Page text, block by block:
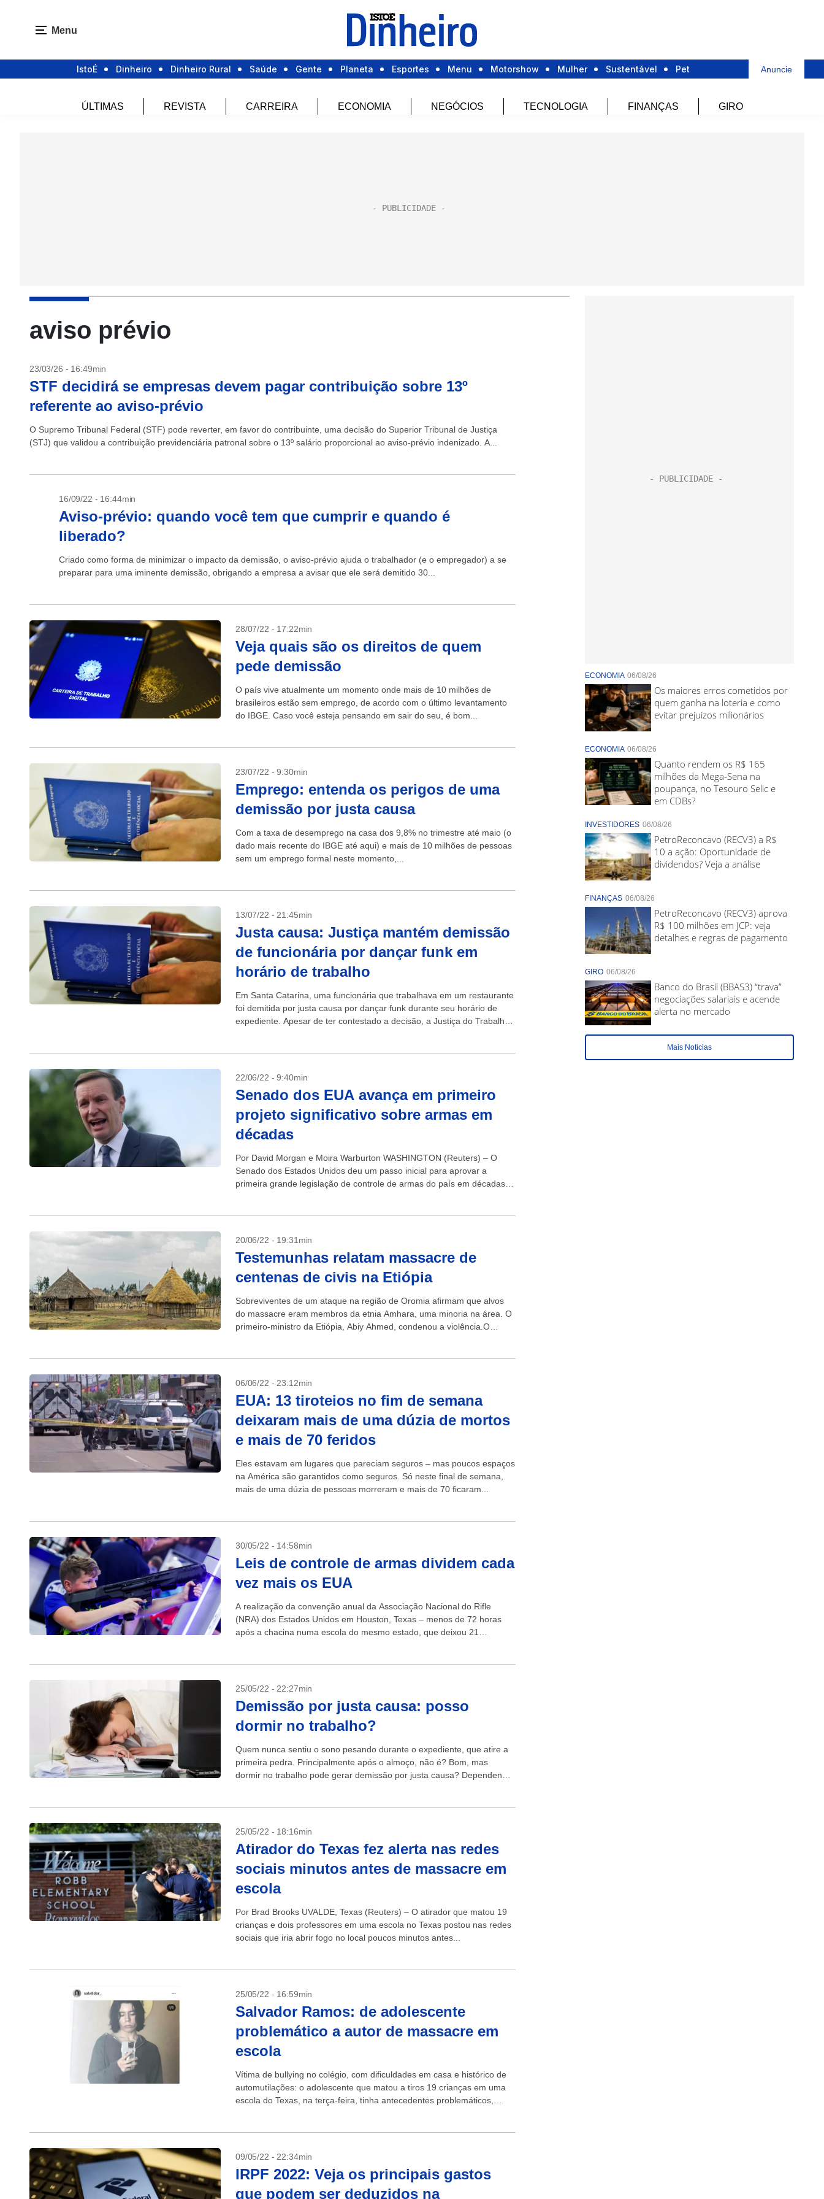
Menu
IstoÉ Dinheiro Dinheiro Rural Saúde Gente Planeta Esportes Menu Motorshow Mulher Sustentável Pet Anuncie
ÚLTIMAS REVISTA CARREIRA ECONOMIA NEGÓCIOS TECNOLOGIA FINANÇAS GIRO
aviso prévio
23/03/26 - 16:49min
STF decidirá se empresas devem pagar contribuição sobre 13º
referente ao aviso-prévio
O Supremo Tribunal Federal (STF) pode reverter, em favor do contribuinte, uma decisão do Superior Tribunal de Justiça
(STJ) que validou a contribuição previdenciária patronal sobre o 13º salário proporcional ao aviso-prévio indenizado. A...
16/09/22 - 16:44min
Aviso-prévio: quando você tem que cumprir e quando é
liberado?
Criado como forma de minimizar o impacto da demissão, o aviso-prévio ajuda o trabalhador (e o empregador) a se
preparar para uma iminente demissão, obrigando a empresa a avisar que ele será demitido 30...
28/07/22 - 17:22min
Veja quais são os direitos de quem
pede demissão
O país vive atualmente um momento onde mais de 10 milhões de
brasileiros estão sem emprego, de acordo com o último levantamento
do IBGE. Caso você esteja pensando em sair do seu, é bom...
23/07/22 - 9:30min
Emprego: entenda os perigos de uma
demissão por justa causa
Com a taxa de desemprego na casa dos 9,8% no trimestre até maio (o
dado mais recente do IBGE até aqui) e mais de 10 milhões de pessoas
sem um emprego formal neste momento,...
13/07/22 - 21:45min
Justa causa: Justiça mantém demissão
de funcionária por dançar funk em
horário de trabalho
Em Santa Catarina, uma funcionária que trabalhava em um restaurante
foi demitida por justa causa por dançar funk durante seu horário de
expediente. Apesar de ter contestado a decisão, a Justiça do Trabalho
22/06/22 - 9:40min
Senado dos EUA avança em primeiro
projeto significativo sobre armas em
décadas
Por David Morgan e Moira Warburton WASHINGTON (Reuters) – O
Senado dos Estados Unidos deu um passo inicial para aprovar a
primeira grande legislação de controle de armas do país em décadas
20/06/22 - 19:31min
Testemunhas relatam massacre de
centenas de civis na Etiópia
Sobreviventes de um ataque na região de Oromia afirmam que alvos
do massacre eram membros da etnia Amhara, uma minoria na área. O
primeiro-ministro da Etiópia, Abiy Ahmed, condenou a violência.O
06/06/22 - 23:12min
EUA: 13 tiroteios no fim de semana
deixaram mais de uma dúzia de mortos
e mais de 70 feridos
Eles estavam em lugares que pareciam seguros – mas poucos espaços
na América são garantidos como seguros. Só neste final de semana,
mais de uma dúzia de pessoas morreram e mais de 70 ficaram...
30/05/22 - 14:58min
Leis de controle de armas dividem cada
vez mais os EUA
A realização da convenção anual da Associação Nacional do Rifle
(NRA) dos Estados Unidos em Houston, Texas – menos de 72 horas
após a chacina numa escola do mesmo estado, que deixou 21
25/05/22 - 22:27min
Demissão por justa causa: posso
dormir no trabalho?
Quem nunca sentiu o sono pesando durante o expediente, que atire a
primeira pedra. Principalmente após o almoço, não é? Bom, mas
dormir no trabalho pode gerar demissão por justa causa? Dependendo
25/05/22 - 18:16min
Atirador do Texas fez alerta nas redes
sociais minutos antes de massacre em
escola
Por Brad Brooks UVALDE, Texas (Reuters) – O atirador que matou 19
crianças e dois professores em uma escola no Texas postou nas redes
sociais que iria abrir fogo no local poucos minutos antes...
25/05/22 - 16:59min
Salvador Ramos: de adolescente
problemático a autor de massacre em
escola
Vítima de bullying no colégio, com dificuldades em casa e histórico de
automutilações: o adolescente que matou a tiros 19 crianças em uma
escola do Texas, na terça-feira, tinha antecedentes problemáticos,
09/05/22 - 22:34min
IRPF 2022: Veja os principais gastos
que podem ser deduzidos na
ECONOMIA 06/08/26
Os maiores erros cometidos por
quem ganha na loteria e como
evitar prejuízos milionários
ECONOMIA 06/08/26
Quanto rendem os R$ 165
milhões da Mega-Sena na
poupança, no Tesouro Selic e
em CDBs?
INVESTIDORES 06/08/26
PetroReconcavo (RECV3) a R$
10 a ação: Oportunidade de
dividendos? Veja a análise
FINANÇAS 06/08/26
PetroReconcavo (RECV3) aprova
R$ 100 milhões em JCP: veja
detalhes e regras de pagamento
GIRO 06/08/26
Banco do Brasil (BBAS3) “trava”
negociações salariais e acende
alerta no mercado
Mais Noticias